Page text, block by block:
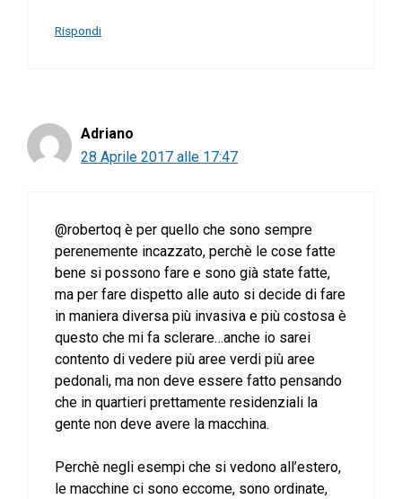
Rispondi
Adriano
28 Aprile 2017 alle 17:47
@robertoq è per quello che sono sempre
perenemente incazzato, perchè le cose fatte
bene si possono fare e sono già state fatte,
ma per fare dispetto alle auto si decide di fare
in maniera diversa più invasiva e più costosa è
questo che mi fa sclerare…anche io sarei
contento di vedere più aree verdi più aree
pedonali, ma non deve essere fatto pensando
che in quartieri prettamente residenziali la
gente non deve avere la macchina.
Perchè negli esempi che si vedono all’estero,
le macchine ci sono eccome, sono ordinate,